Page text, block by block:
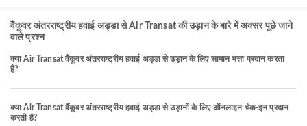
वैंकूवर अंतरराष्ट्रीय हवाई अड्डा से Air Transat की उड़ान के बारे में अक्सर पूछे जाने
वाले प्रश्न
क्या Air Transat वैंकूवर अंतरराष्ट्रीय हवाई अड्डा से उड़ान के लिए सामान भत्ता प्रदान करता
है?
क्या Air Transat वैंकूवर अंतरराष्ट्रीय हवाई अड्डा से उड़ानों के लिए ऑनलाइन चेक-इन प्रदान
करती है?